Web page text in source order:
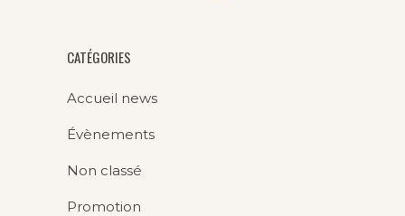
CATÉGORIES
Accueil news
Évènements
Non classé
Promotion